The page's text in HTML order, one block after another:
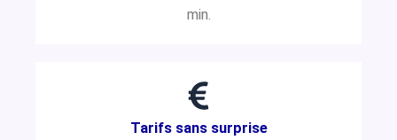
min.
Tarifs sans surprise